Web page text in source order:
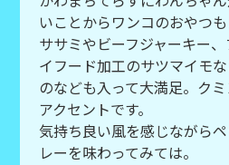
いことからワンコのおやつも
ササミやビーフジャーキー
イフード加工のサツマイモ
のなども入って大満足。ク
アクセントです。
気持ち良い風を感じながら
レーを味わってみては。